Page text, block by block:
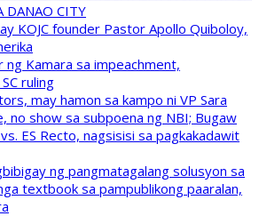
DANAO CITY
KOJC founder Pastor Apollo Quiboloy,
ng Kamara sa impeachment,
ruling
may hamon sa kampo ni VP Sara
no show sa subpoena ng NBI; Bugaw
ES Recto, nagsisisi sa pagkakadawit
ng pangmatagalang solusyon sa
textbook sa pampublikong paaralan,